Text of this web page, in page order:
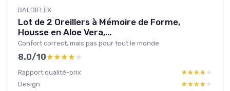
BALDIFLEX
Lot de 2 Oreillers à Mémoire de Forme,
Housse en Aloe Vera,...
Confort correct, mais pas pour tout le monde
8.0/10★★★★★
★★★★★
Rapport qualité-prix ★★★★★
★★★★★
Design
★★★★★
★★★★★